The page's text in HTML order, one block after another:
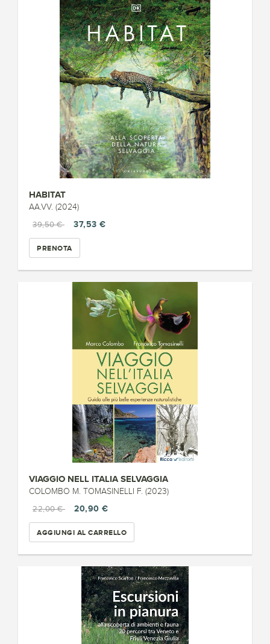
HABITAT
AA.VV. (2024)
39,50 €
37,53 €
PRENOTA
VIAGGIO NELL ITALIA SELVAGGIA
COLOMBO M. TOMASINELLI F. (2023)
22,00 €
20,90 €
AGGIUNGI AL CARRELLO